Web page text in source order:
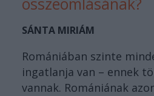
SÁNTA MIRIÁM
Romániában szinte
ingatlanja van – ennek
vannak. Romániának